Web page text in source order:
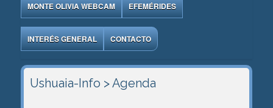
MONTE OLIVIA WEBCAM EFEMÉRIDES
INTERÉS GENERAL CONTACTO
Ushuaia-Info > Agenda